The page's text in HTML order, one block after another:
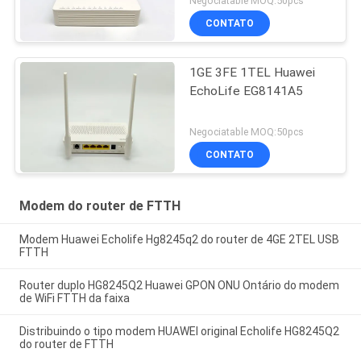
CONTATO
1GE 3FE 1TEL Huawei
EchoLife EG8141A5
Negociatable MOQ:50pcs
CONTATO
Modem do router de FTTH
Modem Huawei Echolife Hg8245q2 do router de 4GE 2TEL USB
FTTH
Router duplo HG8245Q2 Huawei GPON ONU Ontário do modem
de WiFi FTTH da faixa
Distribuindo o tipo modem HUAWEI original Echolife HG8245Q2
do router de FTTH